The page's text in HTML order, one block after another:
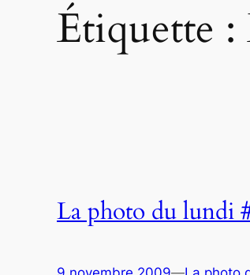
Étiquette :
La photo du lundi